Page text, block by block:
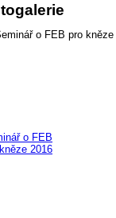
o FEB
2016